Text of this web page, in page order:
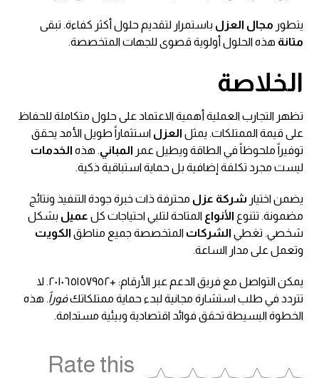
يتطور مجال العزل باستمرار لتقديم حلول أكثر كفاءة. تبقى
متانة هذه الحلول أولوية قصوى للجهات المتخصصة.
الخلاصة
تظهر التجارب العملية أهمية الاعتماد على حلول متكاملة للحفاظ
على قيمة الممتلكات. يمثل العزل استثماراً طويل الأمد يحقق
توفيراً ملحوظاً في الطاقة ويطيل عمر المباني. هذه الخدمات
ليست مجرد تكلفة إضافية بل حماية استباقية ذكية.
يضمن اختيار شركة عزل محترفة ذات خبرة جودة التنفيذ ونتائج
مضمونة. تتنوع الأنواع المتاحة لتلبي احتياجات كل عميل بشكل
شخصي. تغطي الشركات المتخصصة جميع مناطق الكويت
وتعمل على مدار الساعة.
يمكن التواصل مع فريق الدعم عبر الأرقام: +٢٠١٠٦٥١٥٧٩٥٢. لا
تتردد في طلب استشارة مجانية لبدء حماية ممتلكاتكفوراً. هذه
الخطوة البسيطة تحقق فوائد اقتصادية وبيئية مستدامة.
Rate this